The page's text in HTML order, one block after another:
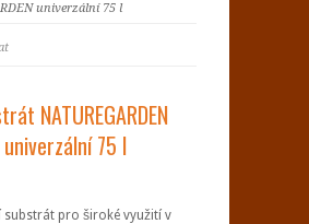
univerzální 75 l
NATUREGARDEN
univerzální 75 l
substrát pro široké využití v